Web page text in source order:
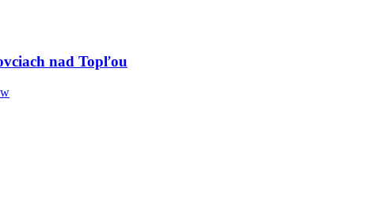
nad Topľou